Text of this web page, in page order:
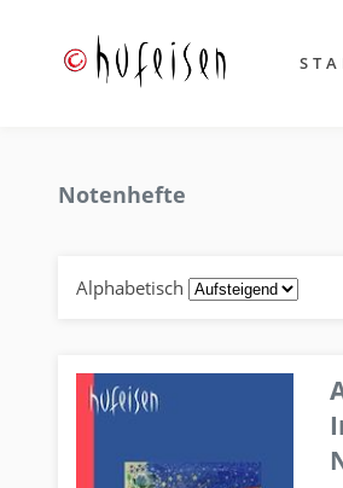
Notenhefte
Alphabetisch